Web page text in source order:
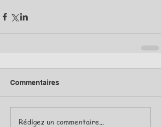
Commentaires
Rédigez un commentaire...